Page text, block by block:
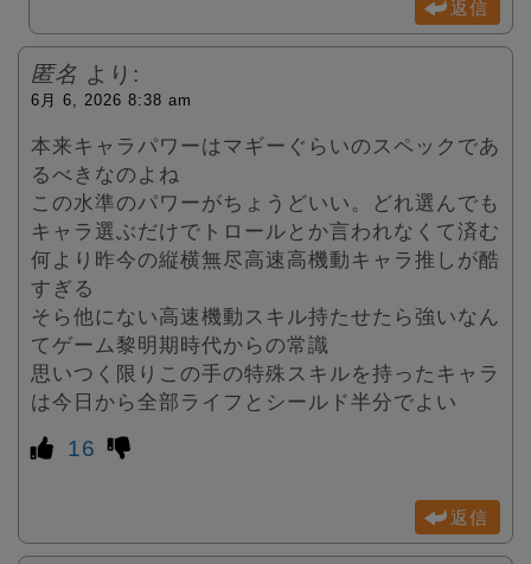
返信
匿名 より:
6月 6, 2026 8:38 am
本来キャラパワーはマギーぐらいのスペックであ
るべきなのよね
この水準のパワーがちょうどいい。どれ選んでも
キャラ選ぶだけでトロールとか言われなくて済む
何より昨今の縦横無尽高速高機動キャラ推しが酷
すぎる
そら他にない高速機動スキル持たせたら強いなん
てゲーム黎明期時代からの常識
思いつく限りこの手の特殊スキルを持ったキャラ
は今日から全部ライフとシールド半分でよい
16
返信